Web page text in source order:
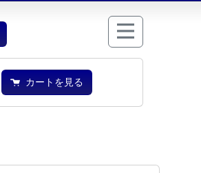
カートを見る